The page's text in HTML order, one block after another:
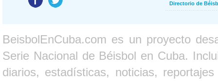
Directorio de
BeisbolEnCuba.com es un proyecto
Serie Nacional de Béisbol en Cuba.
diarios, estadísticas, noticias,